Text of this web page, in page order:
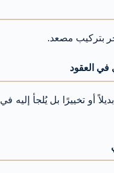
بتركيب مصعد.
في العقود
أو تخييرًا بل يُلجأ إليه في